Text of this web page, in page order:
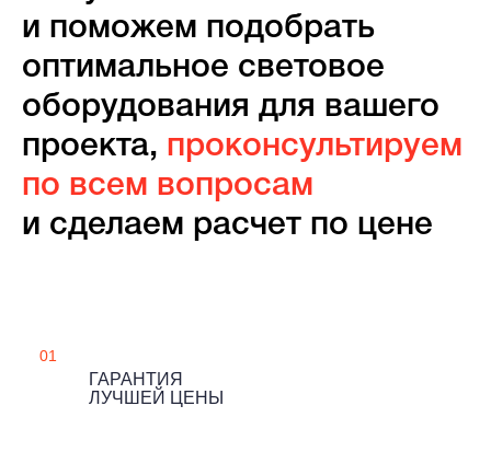
и поможем подобрать
оптимальное световое
оборудования для вашего
проекта, проконсультируем
по всем вопросам
и сделаем расчет по цене
01
ГАРАНТИЯ
ЛУЧШЕЙ ЦЕНЫ